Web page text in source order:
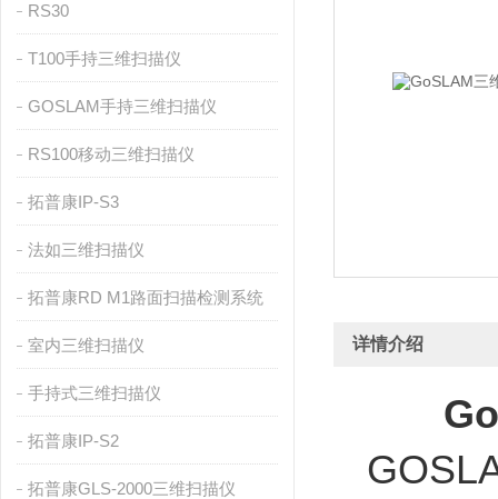
RS30
T100手持三维扫描仪
GOSLAM手持三维扫描仪
RS100移动三维扫描仪
拓普康IP-S3
法如三维扫描仪
拓普康RD M1路面扫描检测系统
室内三维扫描仪
手持式三维扫描仪
拓普康IP-S2
拓普康GLS-2000三维扫描仪
详情介绍